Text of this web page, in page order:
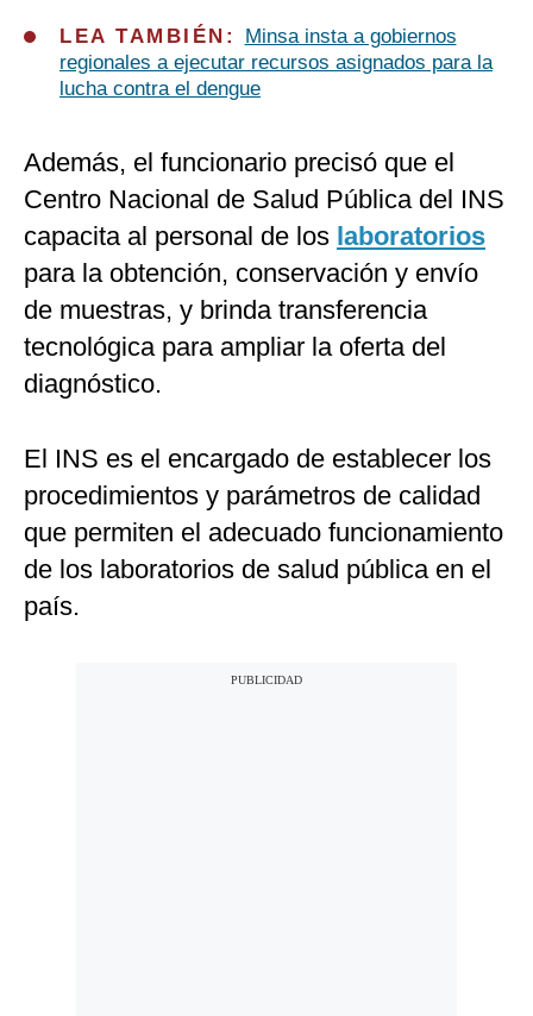
LEA TAMBIÉN:
Minsa insta a gobiernos
regionales a ejecutar recursos asignados para la
lucha contra el dengue
Además, el funcionario precisó que el
Centro Nacional de Salud Pública del INS
capacita al personal de los laboratorios
para la obtención, conservación y envío
de muestras, y brinda transferencia
tecnológica para ampliar la oferta del
diagnóstico.
El INS es el encargado de establecer los
procedimientos y parámetros de calidad
que permiten el adecuado funcionamiento
de los laboratorios de salud pública en el
país.